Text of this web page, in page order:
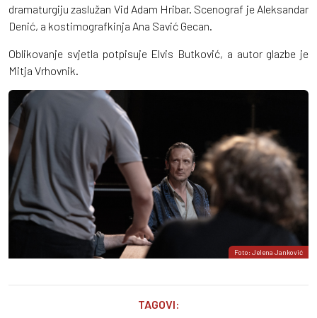
dramaturgiju zaslužan Vid Adam Hribar. Scenograf je Aleksandar
Denić, a kostimografkinja Ana Savić Gecan.
Oblikovanje svjetla potpisuje Elvis Butković, a autor glazbe je
Mitja Vrhovnik.
Foto: Jelena Janković
TAGOVI: